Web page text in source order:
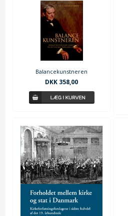
Balancekunstneren
DKK 358,00